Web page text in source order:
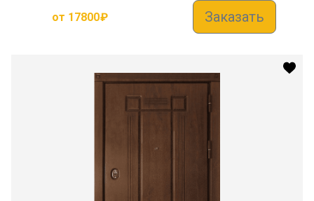
от 17800₽ Заказать